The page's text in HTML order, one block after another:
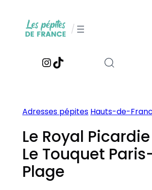
contenu
/
Instagram
TikTok
Adresses pépites Hauts-de-
Le Royal
Le Touquet
Plage